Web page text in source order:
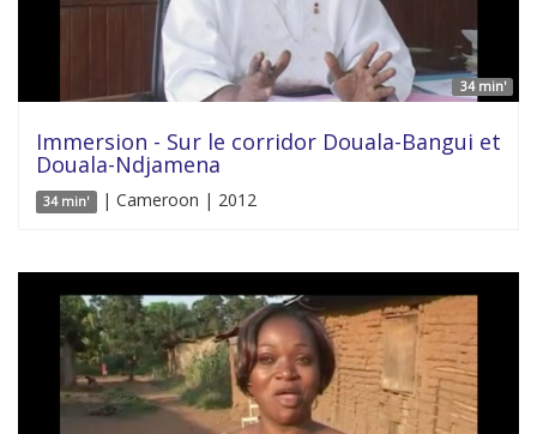
34 min'
Immersion - Sur le corridor Douala-Bangui et
Douala-Ndjamena
34 min' | Cameroon | 2012